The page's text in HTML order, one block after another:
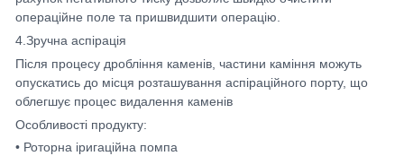
операційне поле та пришвидшити операцію.
4.Зручна аспірація
Після процесу дробління каменів, частини каміння можуть
опускатись до місця розташування аспіраційного порту, що
облегшує процес видалення каменів
Особливості продукту:
• Роторна іригаційна помпа